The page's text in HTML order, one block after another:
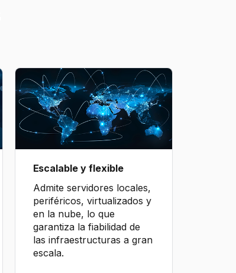
Escalable y flexible
Admite servidores locales,
periféricos, virtualizados y
en la nube, lo que
garantiza la fiabilidad de
las infraestructuras a gran
escala.